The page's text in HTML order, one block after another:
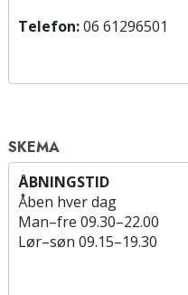
Telefon:06 61296501
SKEMA
ÅBNINGSTID
Åben hver dag
Man–fre 09.30–22.00
Lør–søn 09.15–19.30